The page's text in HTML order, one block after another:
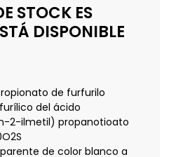
STOCK ES
DISPONIBLE
de furfurilo
del ácido
2-ilmetil) propanotioato
de color blanco a